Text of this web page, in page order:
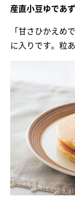
産直小豆ゆであ
「甘さひかえめ
に入りです。粒